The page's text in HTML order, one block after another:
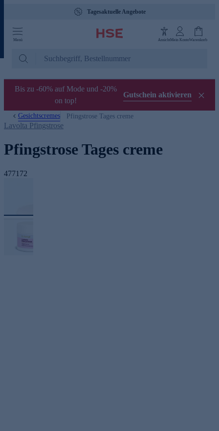
Tagesaktuelle Angebote
Menü AnsichtMein KontoWarenkorb
Bis zu -60% auf Mode und -20%
on top!
Gutschein aktivieren
Gesichtscremes Pfingstrose Tages creme
Lavolta Pfingstrose
Pfingstrose Tages creme
477172